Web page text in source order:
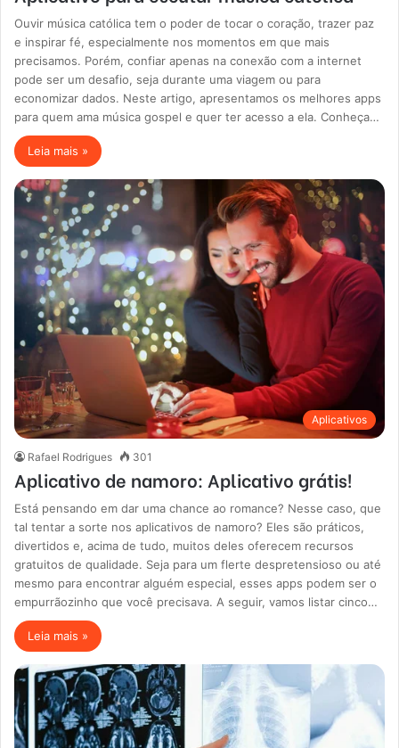
Ouvir música católica tem o poder de tocar o coração, trazer paz
e inspirar fé, especialmente nos momentos em que mais
precisamos. Porém, confiar apenas na conexão com a internet
pode ser um desafio, seja durante uma viagem ou para
economizar dados. Neste artigo, apresentamos os melhores apps
para quem ama música gospel e quer ter acesso a ela. Conheça…
Leia mais »
Aplicativos
Rafael Rodrigues 301
Aplicativo de namoro: Aplicativo grátis!
Está pensando em dar uma chance ao romance? Nesse caso, que
tal tentar a sorte nos aplicativos de namoro? Eles são práticos,
divertidos e, acima de tudo, muitos deles oferecem recursos
gratuitos de qualidade. Seja para um flerte despretensioso ou até
mesmo para encontrar alguém especial, esses apps podem ser o
empurrãozinho que você precisava. A seguir, vamos listar cinco…
Leia mais »